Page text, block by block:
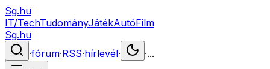
Sg.hu
IT/TechTudományJátékAutóFilm
Sg.hu
·fórum·RSS·hírlevél· ·...